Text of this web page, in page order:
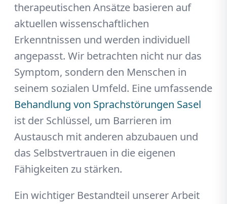
therapeutischen Ansätze basieren auf
aktuellen wissenschaftlichen
Erkenntnissen und werden individuell
angepasst. Wir betrachten nicht nur das
Symptom, sondern den Menschen in
seinem sozialen Umfeld. Eine umfassende
Behandlung von Sprachstörungen Sasel
ist der Schlüssel, um Barrieren im
Austausch mit anderen abzubauen und
das Selbstvertrauen in die eigenen
Fähigkeiten zu stärken.
Ein wichtiger Bestandteil unserer Arbeit